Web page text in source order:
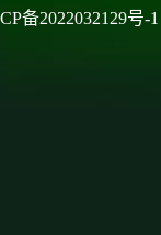
备2022032129号-1